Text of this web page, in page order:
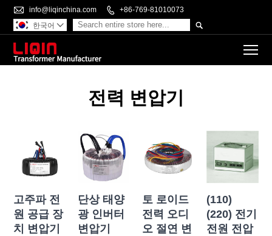
 info@liqinchina.com  +86-769-81010073

한국어 
전력 변압기
고주파 전
원 공급 장
치 변압기
단상 태양
광 인버터
변압기
토 로이드
전력 오디
오 절연 변
(110)
(220) 전기
전원 전압